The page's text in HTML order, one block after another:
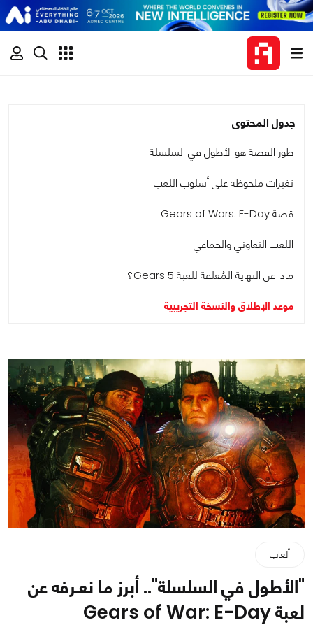
جدول المحتوى
طور القصة هو الأطول في السلسلة
تغيرات ملحوظة على أسلوب اللعب
قصة Gears of Wars: E-Day
اللعب التعاوني والجماعي
ماذا عن النهاية المُعلقة للعبة Gears 5؟
موعد الإطلاق والنسخة التجريبية
ألعاب
"الأطول في السلسلة".. أبرز ما نعـرفه عن
لعبة Gears of War: E-Day